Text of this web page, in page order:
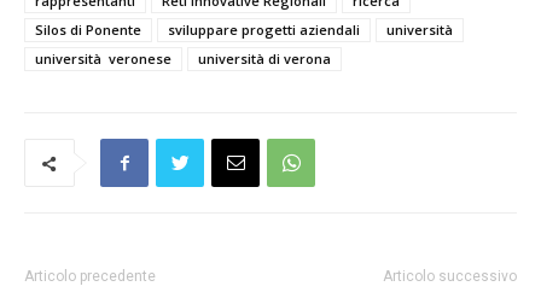
Silos di Ponente
sviluppare progetti aziendali
università
università veronese
università di verona
Articolo precedente Articolo successivo